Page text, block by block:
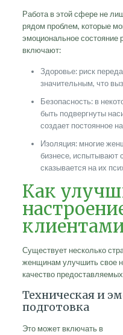
Работа в этой сфере не
рядом проблем, которые
эмоциональное состояние
включают:
Здоровье: риск
значительным, что
Безопасность: в
быть подвергнуты
создает постоянное
Изоляция: многие
бизнесе, испытывают
сказывается на их
Как
Существует несколько
женщинам улучшить свое
качество
Техническая и
подготовка
Это может включать в